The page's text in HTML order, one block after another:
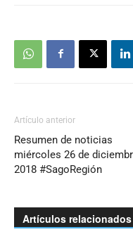
Artículo anterior
Resumen de noticias
miércoles 26 de
2018 #SagoRegión
Artículos relacionados